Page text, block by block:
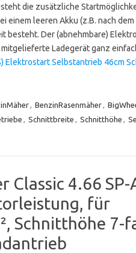
die zusätzliche
einem leeren Akku (z.B. nach
besteht. Der (abnehmbare)
mitgelieferte Ladegerät ganz
Elektrostart Selbstantrieb 46cm
, BenzinRasenmäher,
, Schnittbreite , Schnitthöhe ,
Classic 4.66 SP-
für
Schnitthöhe 7-